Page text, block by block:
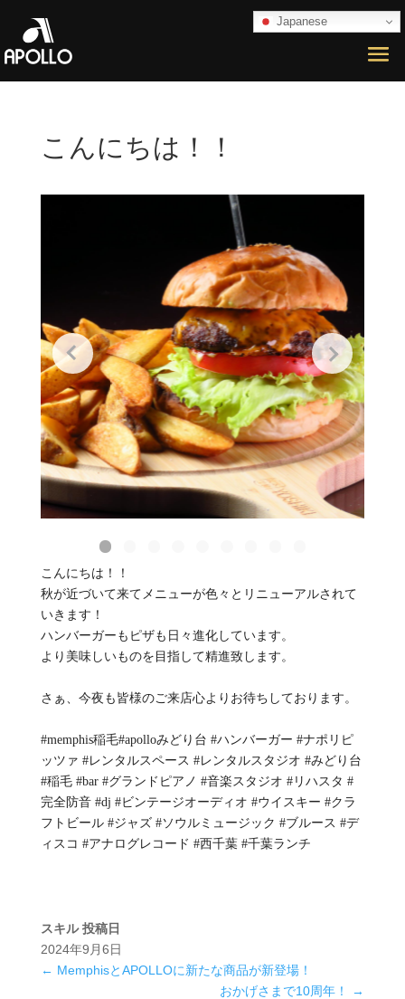
Japanese
こんにちは！！
こんにちは！！
秋が近づいて来てメニューが色々とリニューアルされて
いきます！
ハンバーガーもピザも日々進化しています。
より美味しいものを目指して精進致します。
さぁ、今夜も皆様のご来店心よりお待ちしております。
#memphis稲毛#apolloみどり台 #ハンバーガー #ナポリピ
ッツァ #レンタルスペース #レンタルスタジオ #みどり台
#稲毛 #bar #グランドピアノ #音楽スタジオ #リハスタ #
完全防音 #dj #ビンテージオーディオ #ウイスキー #クラ
フトビール #ジャズ #ソウルミュージック #ブルース #デ
ィスコ #アナログレコード #西千葉 #千葉ランチ
スキル 投稿日
2024年9月6日
← MemphisとAPOLLOに新たな商品が新登場！
おかげさまで10周年！
→